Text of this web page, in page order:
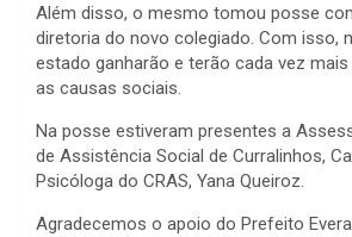
Além disso, o mesmo tomou posse
diretoria do novo colegiado. Com isso,
estado ganharão e terão cada vez
as causas sociais.
Na posse estiveram presentes a
de Assistência Social de Curralinhos,
Psicóloga do CRAS, Yana Queiroz.
Agradecemos o apoio do Prefeito